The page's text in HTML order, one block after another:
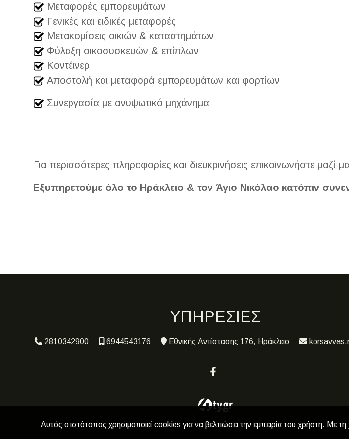
Μεταφορές εμπορευμάτων
Γενικές και ειδικές μεταφορές
Μετακομίσεις οικιών & καταστημάτων
Φύλαξη οικοσυσκευών & επίπλων
Κοντέινερ
Αποστολή και μεταφορά εμπορευμάτων και φορτίων
Συνεργασία με ανυψωτικό μηχάνημα
Για περισσότερες πληροφορίες και διευκρινήσεις επικοινωνήστε μαζί
Εξυπηρετούμε όλο το Ηράκλειο & τον Άγιο Νικόλαο κατόπιν
ΥΠΗΡΕΣΙΕΣ
2810342900 6944543176 Εθνικής Αντίστασης 176, Ηράκλειο
Αυτός ο ιστότοπος χρησιμοποιεί cookies για να βελτιώσει την εμπειρία του χρήστη.